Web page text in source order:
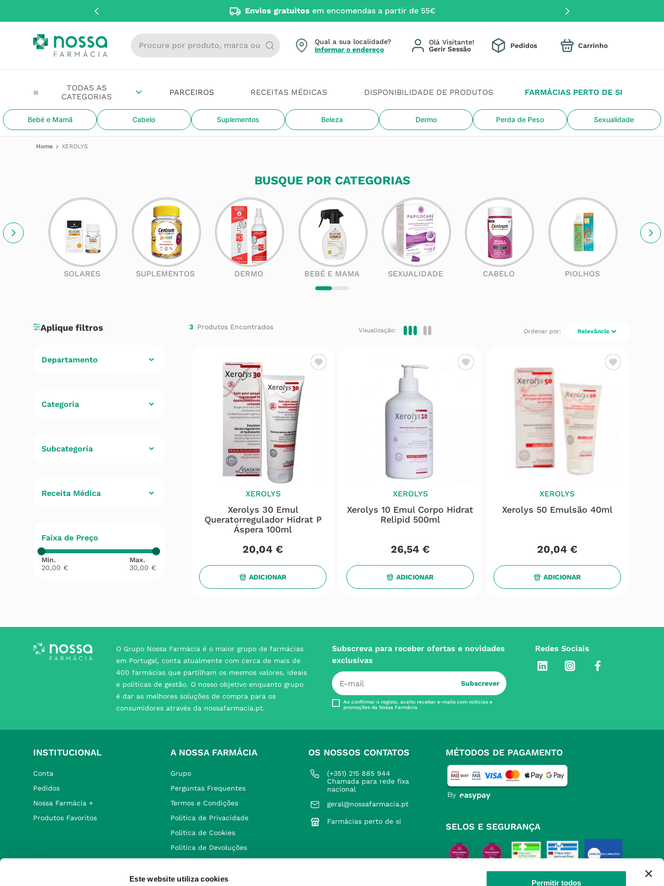
Este website utiliza cookies Permitir todos
Envios gratuitos em encomendas a partir de 55€
Procure por produto, marca ou categoria
PARCEIROS RECEITAS MÉDICAS DISPONIBILIDADE DE PRODUTOS FARMÁCIAS PERTO DE SI
Bebé e Mamã Cabelo Suplementos Beleza Dermo Perda de Peso Sexualidade
Qual a sua localidade?
Informar o endereço
Olá Visitante! Pedidos
XEROLYS
BUSQUE POR CATEGORIAS
SOLARES SUPLEMENTOS DERMO BEBÉ E MAMA SEXUALIDADE CABELO PIOLHOS
Departamento
Categoria
Subcategoria
Receita Médica
Faixa de Preço
20,00 € 30,00 €
3 Visualização: Relevância
XEROLYS
Xerolys 30 Emul
Queratorregulador Hidrat P
Áspera 100ml
20,04 €
ADICIONAR
XEROLYS
Xerolys 10 Emul Corpo Hidrat
Relipid 500ml
26,54 €
ADICIONAR
XEROLYS
Xerolys 50 Emulsão 40ml
20,04 €
ADICIONAR
O Grupo Nossa Farmácia é o maior grupo de farmácias
em Portugal, conta atualmente com cerca de mais de
400 farmácias que partilham os mesmos valores, ideais
e políticas de gestão. O nosso objetivo enquanto grupo
é dar as melhores soluções de compra para os
consumidores através da nossafarmacia.pt.
Subscreva para receber ofertas e novidades
exclusivas
Subscrever
Ao confirmar o registo, aceito receber e-mails com notícias e
promoções da Nossa Farmácia
Redes Sociais
INSTITUCIONAL
Conta
Pedidos
Nossa Farmácia +
Produtos Favoritos
A NOSSA FARMÁCIA
Grupo
Perguntas Frequentes
Termos e Condições
Política de Privacidade
Política de Cookies
Política de Devoluções
OS NOSSOS CONTATOS
(+351) 215 885 944
Chamada para rede fixa
nacional
geral@nossafarmacia.pt
Farmácias perto de si
MÉTODOS DE PAGAMENTO
SELOS E SEGURANÇA